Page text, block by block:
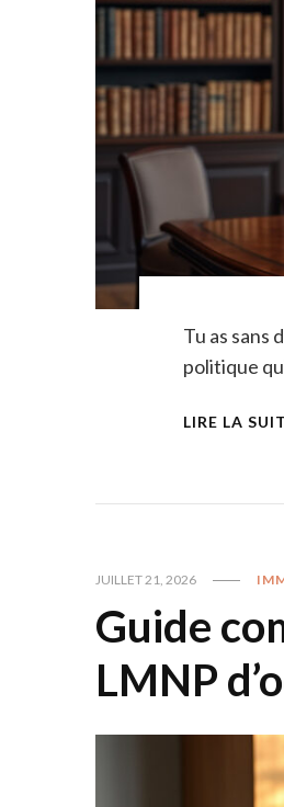
Tu as sans
politique
LIRE LA
JUILLET 21, 2026
Guide
LMNP